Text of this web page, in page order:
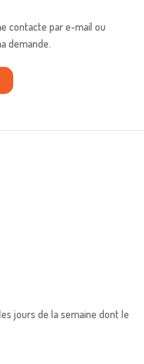
contacte par e-mail ou
demande.
jours de la semaine dont le